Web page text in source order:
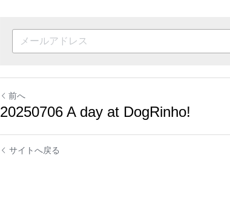
前へ
20250706 A day at DogRinho!
サイトへ戻る